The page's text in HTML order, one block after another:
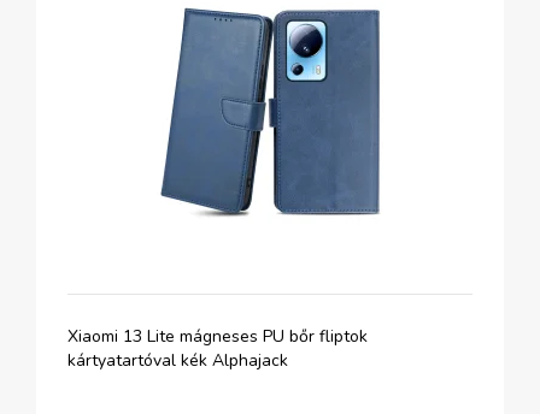
Xiaomi 13 Lite mágneses PU bőr fliptok
kártyatartóval kék Alphajack